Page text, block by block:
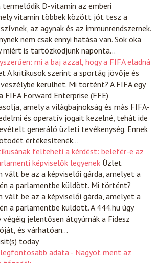
termelődik D-vitamin az emberi
vitamin többek között jót tesz a
az agynak és az immunrendszernek.
nem csak ennyi hatása van. Sok oka
miért is tartózkodjunk naponta…
mi a baj azzal, hogy a FIFA eladná
A kritikusok szerint a sportág jövője és
kerülhet. Mi történt? A FIFA egy
Forward Enterprise (FFE)
amely a világbajnokság és más FIFA-
és operatív jogait kezelné, tehát ide
generáló üzleti tevékenység. Ennek
értékesítenék…
felteheti a kérdést: belefér-e az
képviselők legyenek Üzlet
vált be az a képviselői gárda, amelyet a
a parlamentbe küldött. Mi történt?
vált be az a képviselői gárda, amelyet a
a parlamentbe küldött. A 444.hu úgy
jelentősen átgyúrnák a Fidesz
és várhatóan…
today
adata - Nagyot ment az